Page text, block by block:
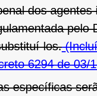
dos
pelo
los.
6294 de 03/
específicas